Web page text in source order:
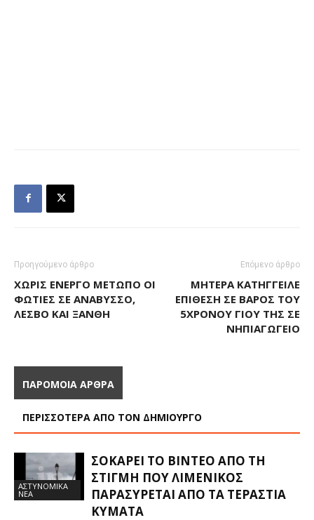
Προηγούμενο άρθρο
ΧΩΡΊΣ ΕΝΕΡΓΌ ΜΈΤΩΠΟ ΟΙ
ΦΩΤΙΈΣ ΣΕ ΑΝΆΒΥΣΣΟ,
ΛΈΣΒΟ ΚΑΙ ΞΆΝΘΗ
Επόμενο άρθρο
ΜΗΤΈΡΑ ΚΑΤΉΓΓΕΙΛΕ
ΕΠΊΘΕΣΗ ΣΕ ΒΆΡΟΣ ΤΟΥ
5ΧΡΟΝΟΥ ΓΙΟΥ ΤΗΣ ΣΕ
ΝΗΠΙΑΓΩΓΕΊΟ
ΠΑΡΟΜΟΙΑ ΑΡΘΡΑ
ΠΕΡΙΣΣΟΤΕΡΑ ΑΠΟ ΤΟΝ ΔΗΜΙΟΥΡΓΟ
ΑΣΤΥΝΟΜΙΚΑ
ΝΕΑ
ΣΟΚΆΡΕΙ ΤΟ ΒΊΝΤΕΟ ΑΠΌ ΤΗ
ΣΤΙΓΜΉ ΠΟΥ ΛΙΜΕΝΙΚΌΣ
ΠΑΡΑΣΎΡΕΤΑΙ ΑΠΌ ΤΑ ΤΕΡΆΣΤΙΑ
ΚΎΜΑΤΑ